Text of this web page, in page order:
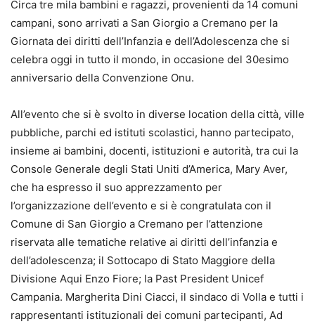
Circa tre mila bambini e ragazzi, provenienti da 14 comuni
campani, sono arrivati a San Giorgio a Cremano per la
Giornata dei diritti dell’Infanzia e dell’Adolescenza che si
celebra oggi in tutto il mondo, in occasione del 30esimo
anniversario della Convenzione Onu.
All’evento che si è svolto in diverse location della città, ville
pubbliche, parchi ed istituti scolastici, hanno partecipato,
insieme ai bambini, docenti, istituzioni e autorità, tra cui la
Console Generale degli Stati Uniti d’America, Mary Aver,
che ha espresso il suo apprezzamento per
l’organizzazione dell’evento e si è congratulata con il
Comune di San Giorgio a Cremano per l’attenzione
riservata alle tematiche relative ai diritti dell’infanzia e
dell’adolescenza; il Sottocapo di Stato Maggiore della
Divisione Aqui Enzo Fiore; la Past President Unicef
Campania. Margherita Dini Ciacci, il sindaco di Volla e tutti i
rappresentanti istituzionali dei comuni partecipanti, Ad